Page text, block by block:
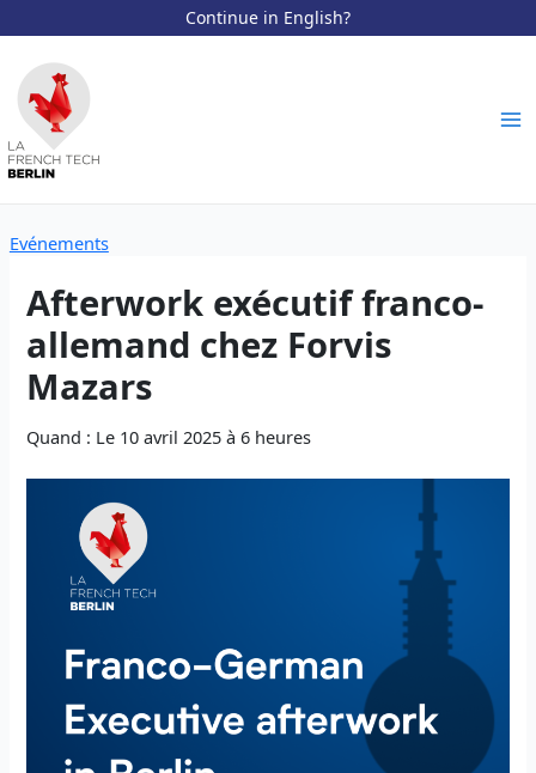
Continue in English?
contenu
Evénements
Afterwork exécutif franco-
allemand chez Forvis
Mazars
Quand : Le 10 avril 2025 à 6 heures